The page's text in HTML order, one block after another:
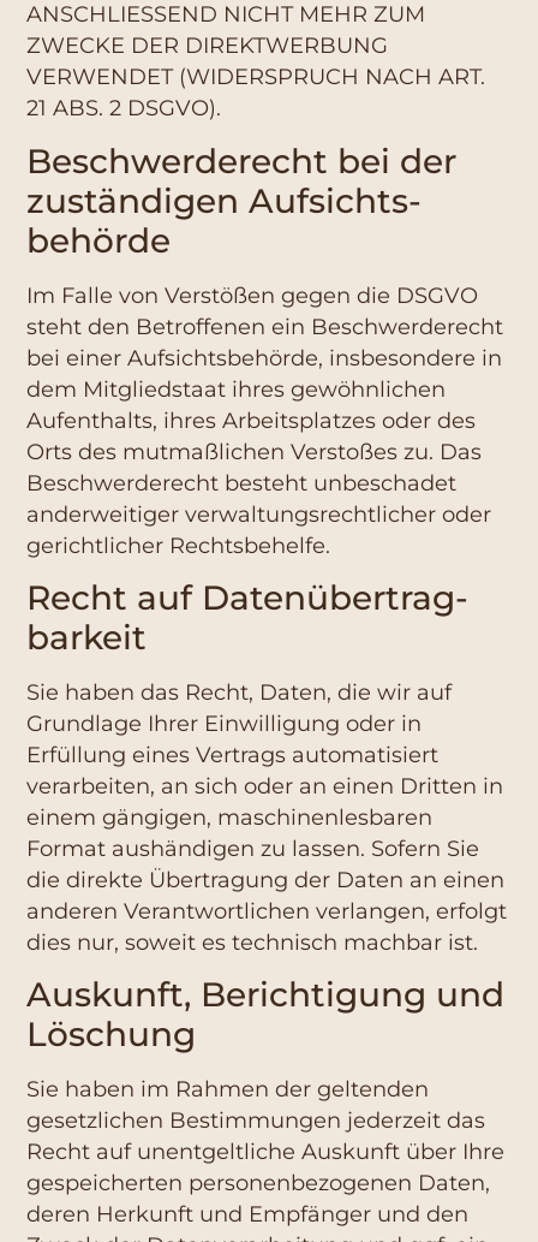
ANSCHLIESSEND NICHT MEHR ZUM
ZWECKE DER DIREKTWERBUNG
VERWENDET (WIDERSPRUCH NACH ART.
21 ABS. 2 DSGVO).
Beschwerde­recht bei der
zuständigen Aufsichts­
behörde
Im Falle von Verstößen gegen die DSGVO
steht den Betroffenen ein Beschwerderecht
bei einer Aufsichtsbehörde, insbesondere in
dem Mitgliedstaat ihres gewöhnlichen
Aufenthalts, ihres Arbeitsplatzes oder des
Orts des mutmaßlichen Verstoßes zu. Das
Beschwerderecht besteht unbeschadet
anderweitiger verwaltungsrechtlicher oder
gerichtlicher Rechtsbehelfe.
Recht auf Daten­übertrag­
barkeit
Sie haben das Recht, Daten, die wir auf
Grundlage Ihrer Einwilligung oder in
Erfüllung eines Vertrags automatisiert
verarbeiten, an sich oder an einen Dritten in
einem gängigen, maschinenlesbaren
Format aushändigen zu lassen. Sofern Sie
die direkte Übertragung der Daten an einen
anderen Verantwortlichen verlangen, erfolgt
dies nur, soweit es technisch machbar ist.
Auskunft, Berichtigung und
Löschung
Sie haben im Rahmen der geltenden
gesetzlichen Bestimmungen jederzeit das
Recht auf unentgeltliche Auskunft über Ihre
gespeicherten personenbezogenen Daten,
deren Herkunft und Empfänger und den